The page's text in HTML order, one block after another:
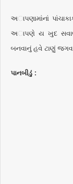
અાપણામાંનાં
અાપણે ય ખુદ સવાલ
બનવાનું હવે ટાણું
પાનબીડું :